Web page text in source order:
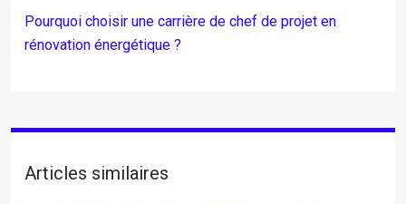
Pourquoi choisir une carrière de chef de projet en
rénovation énergétique ?
Articles similaires